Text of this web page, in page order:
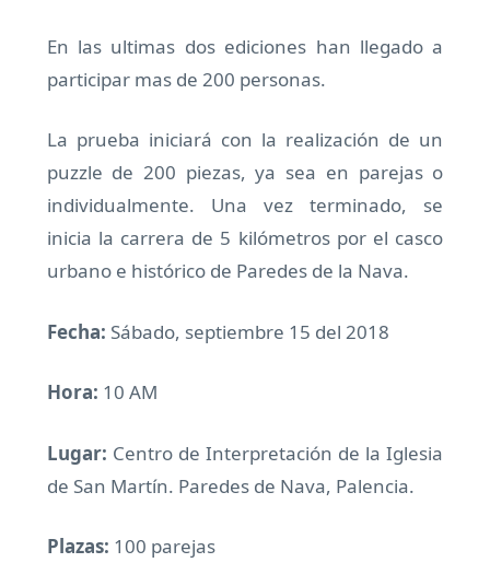
En las ultimas dos ediciones han llegado a
participar mas de 200 personas.
La prueba iniciará con la realización de un
puzzle de 200 piezas, ya sea en parejas o
individualmente. Una vez terminado, se
inicia la carrera de 5 kilómetros por el casco
urbano e histórico de Paredes de la Nava.
Fecha: Sábado, septiembre 15 del 2018
Hora: 10 AM
Lugar: Centro de Interpretación de la Iglesia
de San Martín. Paredes de Nava, Palencia.
Plazas: 100 parejas